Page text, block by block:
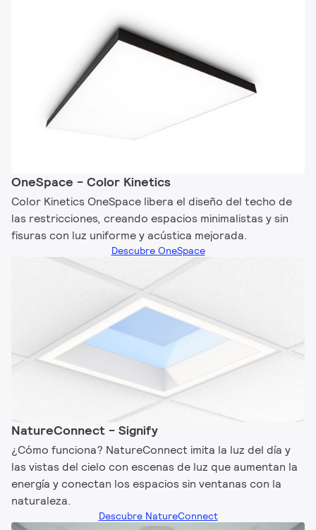
OneSpace - Color Kinetics
Color Kinetics OneSpace libera el diseño del techo de
las restricciones, creando espacios minimalistas y sin
fisuras con luz uniforme y acústica mejorada.
Descubre OneSpace
NatureConnect - Signify
¿Cómo funciona? NatureConnect imita la luz del día y
las vistas del cielo con escenas de luz que aumentan la
energía y conectan los espacios sin ventanas con la
naturaleza.
Descubre NatureConnect